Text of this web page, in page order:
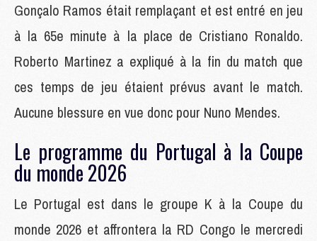
Gonçalo Ramos était remplaçant et est entré en jeu
à la 65e minute à la place de Cristiano Ronaldo.
Roberto Martinez a expliqué à la fin du match que
ces temps de jeu étaient prévus avant le match.
Aucune blessure en vue donc pour Nuno Mendes.
Le programme du Portugal à la Coupe
du monde 2026
Le Portugal est dans le groupe K à la Coupe du
monde 2026 et affrontera la RD Congo le mercredi